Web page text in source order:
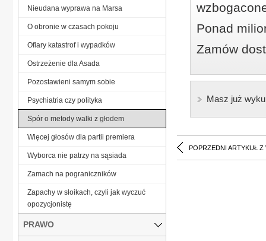
Ponad
Zamów
Masz już
POPRZEDNI ARTYKUŁ Z
Nieudana wyprawa na Marsa
O obronie w czasach pokoju
Ofiary katastrof i wypadków
Ostrzeżenie dla Asada
Pozostawieni samym sobie
Psychiatria czy polityka
Spór o metody walki z głodem
Więcej głosów dla partii premiera
Wyborca nie patrzy na sąsiada
Zamach na pograniczników
Zapachy w słoikach, czyli jak wyczuć
opozycjonistę
PRAWO